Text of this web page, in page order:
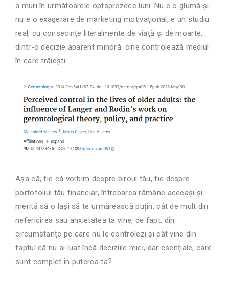
a muri în următoarele optsprezece luni. Nu e o glumă și
nu e o exagerare de marketing motivațional, e un studiu
real, cu consecințe literalmente de viață și de moarte,
dintr-o decizie aparent minoră: cine controlează mediul
în care trăiești.
Așa că, fie că vorbim despre biroul tău, fie despre
portofoliul tău financiar, întrebarea rămâne aceeași și
merită să o lași să te urmărească puțin: cât de mult din
nefericirea sau anxietatea ta vine, de fapt, din
circumstanțe pe care nu le controlezi și cât vine din
faptul că nu ai luat încă deciziile mici, dar esențiale, care
sunt complet în puterea ta?